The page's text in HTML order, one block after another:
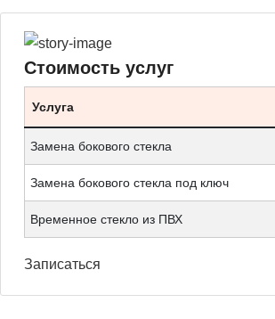
Стоимость услуг
Услуга
Замена бокового стекла
Замена бокового стекла под ключ
Временное стекло из ПВХ
Записаться